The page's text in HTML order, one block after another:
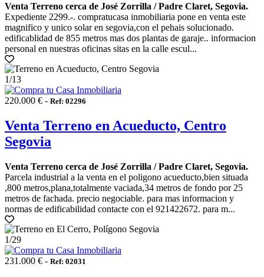
Venta Terreno cerca de José Zorrilla / Padre Claret, Segovia.
Expediente 2299.-. compratucasa inmobiliaria pone en venta este
magnifico y unico solar en segovia,con el pehais solucionado.
edificablidad de 855 metros mas dos plantas de garaje.. informacion
personal en nuestras oficinas sitas en la calle escul...
1/13
220.000 € - Ref: 02296
Venta Terreno en Acueducto, Centro
Segovia
Venta Terreno cerca de José Zorrilla / Padre Claret, Segovia.
Parcela industrial a la venta en el poligono acueducto,bien situada
,800 metros,plana,totalmente vaciada,34 metros de fondo por 25
metros de fachada. precio negociable. para mas informacion y
normas de edificabilidad contacte con el 921422672. para m...
1/29
231.000 € - Ref: 02031